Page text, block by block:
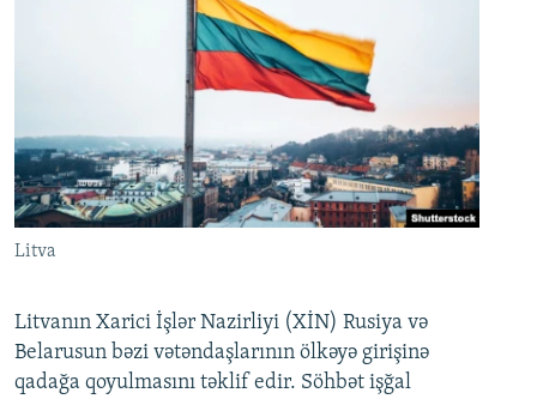
Litva
Litvanın Xarici İşlər Nazirliyi (XİN) Rusiya və
Belarusun bəzi vətəndaşlarının ölkəyə girişinə
qadağa qoyulmasını təklif edir. Söhbət işğal